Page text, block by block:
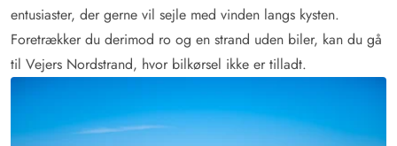
entusiaster, der gerne vil sejle med vinden langs kysten.
Foretrækker du derimod ro og en strand uden biler, kan du gå
til Vejers Nordstrand, hvor bilkørsel ikke er tilladt.